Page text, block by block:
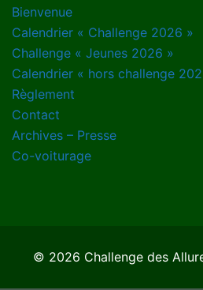
Bienvenue
Calendrier « Challenge 2026 »
Challenge « Jeunes 2026 »
Calendrier « hors challenge
Règlement
Contact
Archives – Presse
Co-voiturage
© 2026 Challenge des